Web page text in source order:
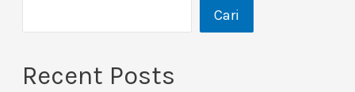
Cari
Recent Posts